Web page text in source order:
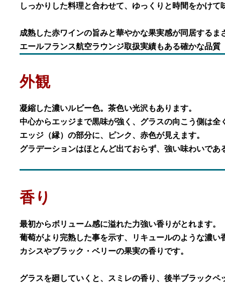
しっかりした料理と合わせて、ゆっくりと時間をかけ
成熟した赤ワインの旨みと華やかな果実感が同居するま
エールフランス航空ラウンジ取扱実績もある確かな品質
外観
凝縮した濃いルビー色。茶色い光沢もあります。
中心からエッジまで黒味が強く、グラスの向こう側は全
エッジ（縁）の部分に、ピンク、赤色が見えます。
グラデーションはほとんど出ておらず、強い味わいであ
香り
最初からボリューム感に溢れた力強い香りがとれます。
葡萄がより完熟した事を示す、リキュールのような濃い
カシスやブラック・ベリーの果実の香りです。
グラスを廻していくと、スミレの香り、後半ブラック